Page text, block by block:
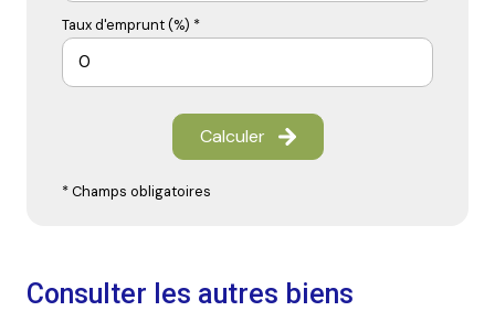
Taux d'emprunt (%) *
Calculer
* Champs obligatoires
Consulter les autres biens